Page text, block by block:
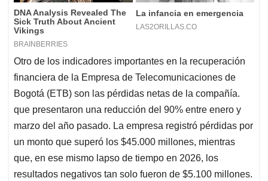
Otro de los indicadores importantes en la recuperación
financiera de la Empresa de Telecomunicaciones de
Bogotá (ETB) son las pérdidas netas de la compañía.
que presentaron una reducción del 90% entre enero y
marzo del año pasado. La empresa registró pérdidas por
un monto que superó los $45.000 millones, mientras
que, en ese mismo lapso de tiempo en 2026, los
resultados negativos tan solo fueron de $5.100 millones.